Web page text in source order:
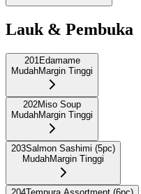
Lauk & Pembuka
201Edamame
MudahMargin Tinggi
202Miso Soup
MudahMargin Tinggi
203Salmon Sashimi (5pc)
MudahMargin Tinggi